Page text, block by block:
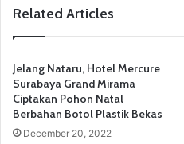
Related Articles
Jelang Nataru, Hotel Mercure
Surabaya Grand Mirama
Ciptakan Pohon Natal
Berbahan Botol Plastik Bekas
December 20, 2022